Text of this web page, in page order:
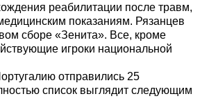
реабилитации после травм,
показаниям. Рязанцев
сборе «Зенита». Все, кроме
игроки национальной
отправились 25
список выглядит следующим